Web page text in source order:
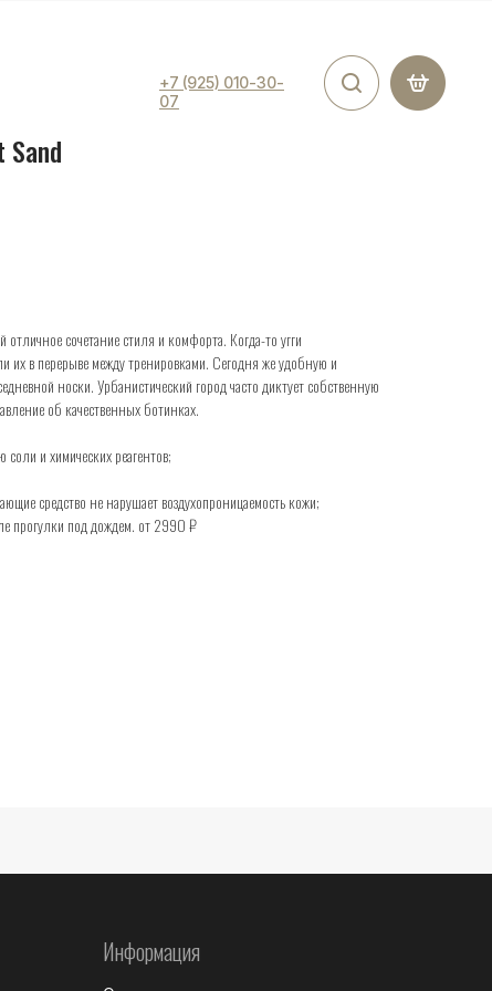
+7 (925) 010-30-
07
Sand
сочетание стиля и комфорта. Когда-то угги
их в перерыве между тренировками. Сегодня же удобную и
носки. Урбанистический город часто диктует собственную
об качественных ботинках.
соли и химических реагентов;
средство не нарушает воздухопроницаемость кожи;
прогулки под дождем. от 2990 ₽
Информация